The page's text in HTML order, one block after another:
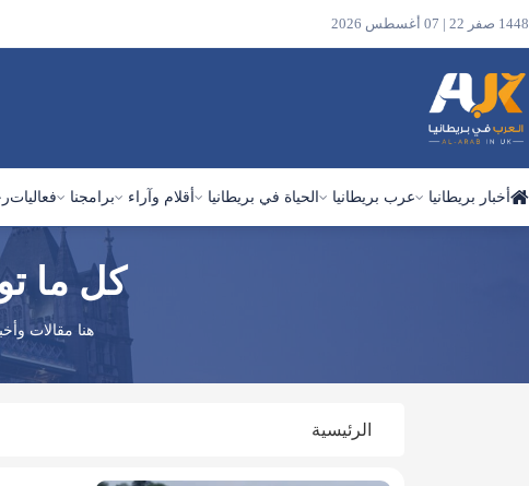
1448 صفر 22 | 07 أغسطس 2026
أخبار بريطانيا عرب بريطانيا الحياة في بريطانيا أقلام وآراء برامجنا فعاليات
كل ما
هنا مقالات
الرئيسية